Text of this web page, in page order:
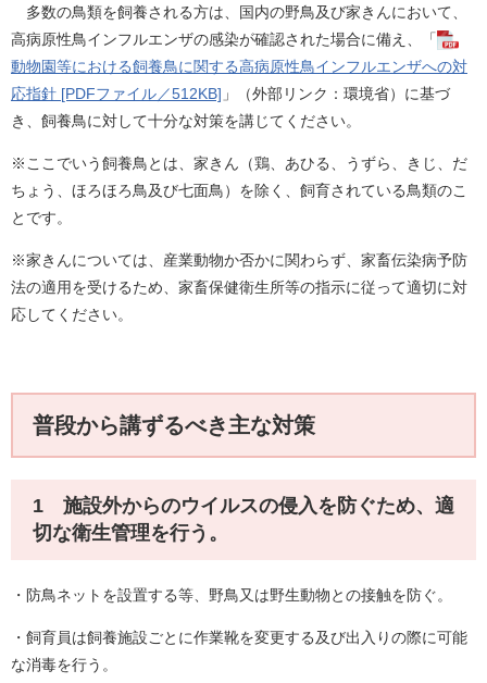
多数の鳥類を飼養される方は、国内の野鳥及び家きんにおいて、
高病原性鳥インフルエンザの感染が確認された場合に備え、「
動物園等における飼養鳥に関する高病原性鳥インフルエンザへの対
応指針 [PDFファイル／512KB] 」（外部リンク：環境省）に基づ
き、飼養鳥に対して十分な対策を講じてください。
※ここでいう飼養鳥とは、家きん（鶏、あひる、うずら、きじ、だ
ちょう、ほろほろ鳥及び七面鳥）を除く、飼育されている鳥類のこ
とです。
※家きんについては、産業動物か否かに関わらず、家畜伝染病予防
法の適用を受けるため、家畜保健衛生所等の指示に従って適切に対
応してください。
普段から講ずるべき主な対策
1 施設外からのウイルスの侵入を防ぐため、適
切な衛生管理を行う。
・防鳥ネットを設置する等、野鳥又は野生動物との接触を防ぐ。
・飼育員は飼養施設ごとに作業靴を変更する及び出入りの際に可能
な消毒を行う。